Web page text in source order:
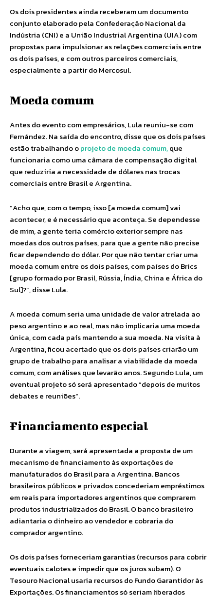
Os dois presidentes ainda receberam um documento
conjunto elaborado pela Confederação Nacional da
Indústria (CNI) e a União Industrial Argentina (UIA) com
propostas para impulsionar as relações comerciais entre
os dois países, e com outros parceiros comerciais,
especialmente a partir do Mercosul.
Moeda comum
Antes do evento com empresários, Lula reuniu-se com
Fernández. Na saída do encontro, disse que os dois países
estão trabalhando oprojeto de moeda comum,que
funcionaria como uma câmara de compensação digital
que reduziria a necessidade de dólares nas trocas
comerciais entre Brasil e Argentina.
“Acho que, com o tempo, isso [a moeda comum] vai
acontecer, e é necessário que aconteça. Se dependesse
de mim, a gente teria comércio exterior sempre nas
moedas dos outros países, para que a gente não precise
ficar dependendo do dólar. Por que não tentar criar uma
moeda comum entre os dois países, com países do Brics
[grupo formado por Brasil, Rússia, Índia, China e África do
Sul]?”, disse Lula.
A moeda comum seria uma unidade de valor atrelada ao
peso argentino e ao real, mas não implicaria uma moeda
única, com cada país mantendo a sua moeda. Na visita à
Argentina, ficou acertado que os dois países criarão um
grupo de trabalho para analisar a viabilidade da moeda
comum, com análises que levarão anos. Segundo Lula, um
eventual projeto só será apresentado “depois de muitos
debates e reuniões”.
Financiamento especial
Durante a viagem, será apresentada a proposta de um
mecanismo de financiamento às exportações de
manufaturados do Brasil para a Argentina. Bancos
brasileiros públicos e privados concederiam empréstimos
em reais para importadores argentinos que comprarem
produtos industrializados do Brasil. O banco brasileiro
adiantaria o dinheiro ao vendedor e cobraria do
comprador argentino.
Os dois países forneceriam garantias (recursos para cobrir
eventuais calotes e impedir que os juros subam). O
Tesouro Nacional usaria recursos do Fundo Garantidor às
Exportações. Os financiamentos só seriam liberados